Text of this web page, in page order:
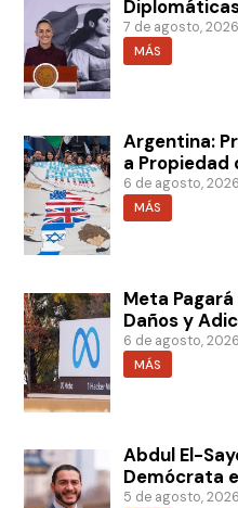
7 de agosto, 2026
MÁS
Argentina:
a Propiedad
6 de agosto, 2026
MÁS
Meta
Daños y
6 de agosto, 2026
MÁS
Abdul El-
Demócrata
5 de agosto, 2026